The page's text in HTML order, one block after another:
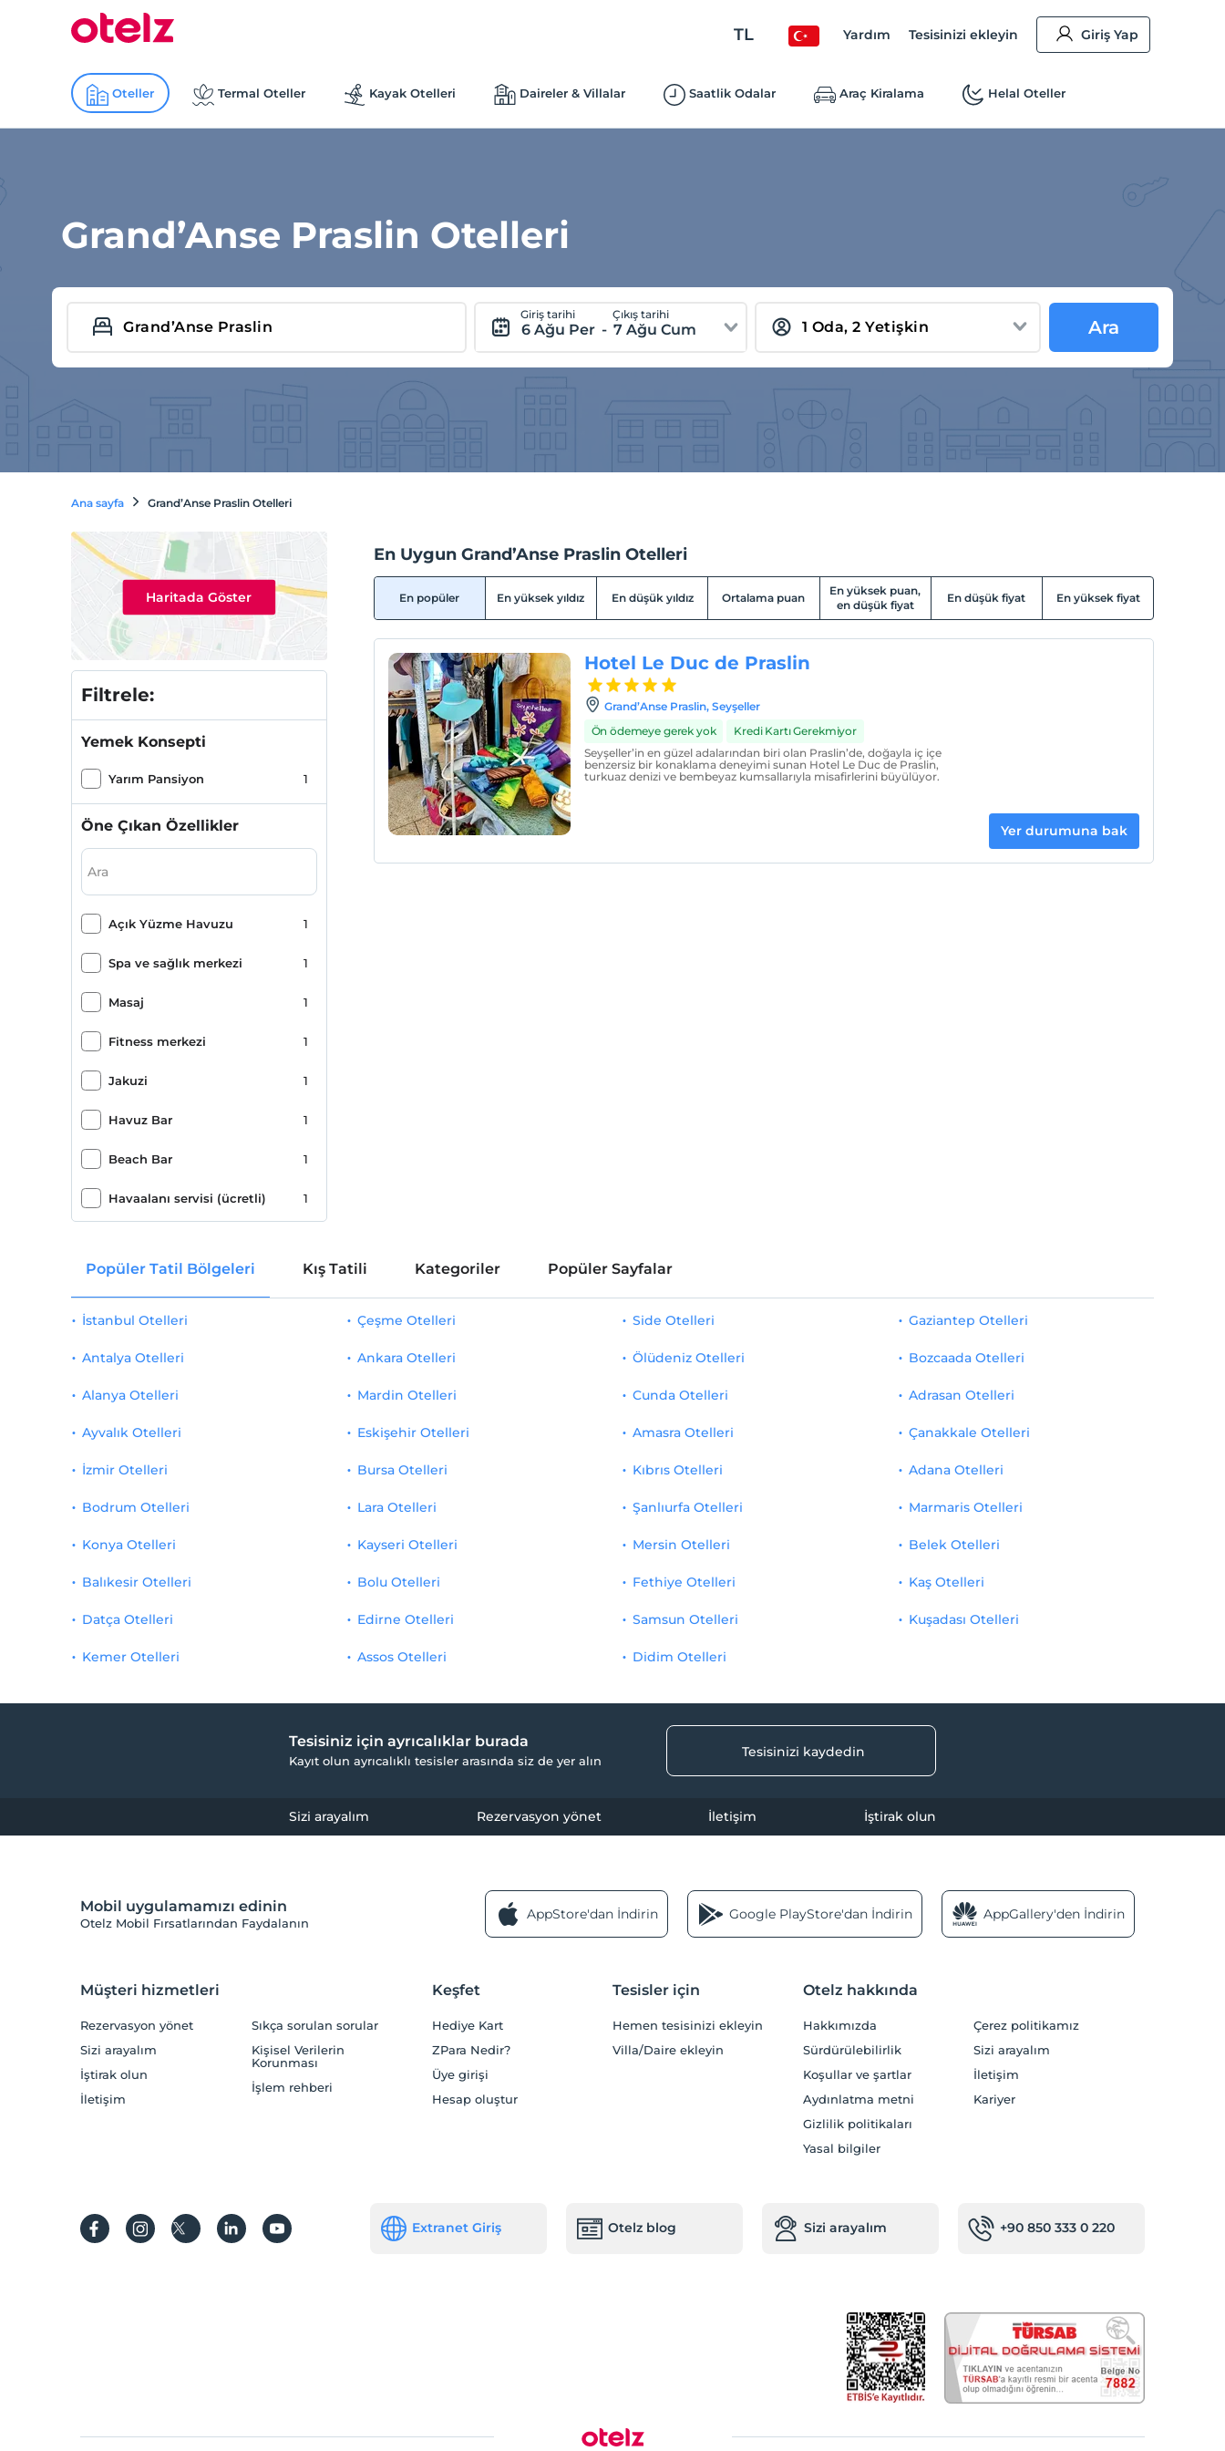
TL Yardım Tesisinizi ekleyin Giriş Yap
Oteller Termal Oteller Kayak Otelleri Daireler & Villalar Saatlik Odalar Araç Kiralama Helal Oteller
Grand’Anse Praslin Otelleri
Giriş tarihi
6 Ağu Per -
Çıkış tarihi
7 Ağu Cum Ara
Ana sayfa Grand’Anse Praslin Otelleri
Haritada Göster
Filtrele:
Yemek Konsepti
Yarım Pansiyon 1
Öne Çıkan Özellikler
Açık Yüzme Havuzu 1
Spa ve sağlık merkezi 1
Masaj 1
Fitness merkezi 1
Jakuzi 1
Havuz Bar 1
Beach Bar 1
Havaalanı servisi (ücretli) 1
Eşcinsel dostu 1
Deniz kıyısı
Wi-fi
Otopark (Tesis bünyesinde)
Butik
En Uygun Grand’Anse Praslin Otelleri
En popüler En yüksek yıldız En düşük yıldız Ortalama puan
En yüksek puan,
en düşük fiyat
En düşük fiyat En yüksek fiyat
Hotel Le Duc de Praslin
Grand’Anse Praslin, Seyşeller
Ön ödemeye gerek yok
Kredi Kartı Gerekmiyor
Seyşeller’in en güzel adalarından biri olan Praslin’de, doğayla iç içe
benzersiz bir konaklama deneyimi sunan Hotel Le Duc de Praslin,
turkuaz denizi ve bembeyaz kumsallarıyla misafirlerini büyülüyor.
Yer durumuna bak
Popüler Tatil Bölgeleri Kış Tatili Kategoriler Popüler Sayfalar
İstanbul Otelleri
Antalya Otelleri
Alanya Otelleri
Ayvalık Otelleri
İzmir Otelleri
Çeşme Otelleri
Ankara Otelleri
Mardin Otelleri
Eskişehir Otelleri
Bursa Otelleri
Side Otelleri
Ölüdeniz Otelleri
Cunda Otelleri
Amasra Otelleri
Kıbrıs Otelleri
Gaziantep Otelleri
Bozcaada Otelleri
Adrasan Otelleri
Çanakkale Otelleri
Adana Otelleri
Bodrum Otelleri
Konya Otelleri
Balıkesir Otelleri
Datça Otelleri
Kemer Otelleri
Lara Otelleri
Kayseri Otelleri
Bolu Otelleri
Edirne Otelleri
Assos Otelleri
Şanlıurfa Otelleri
Mersin Otelleri
Fethiye Otelleri
Samsun Otelleri
Didim Otelleri
Marmaris Otelleri
Belek Otelleri
Kaş Otelleri
Kuşadası Otelleri
Tesisiniz için ayrıcalıklar burada
Kayıt olun ayrıcalıklı tesisler arasında siz de yer alın
Tesisinizi kaydedin
Sizi arayalım Rezervasyon yönet İletişim İştirak olun
Mobil uygulamamızı edinin
Otelz Mobil Fırsatlarından Faydalanın
AppStore'dan İndirin Google PlayStore'dan İndirin AppGallery'den İndirin
Müşteri hizmetleri
Rezervasyon yönet
Sizi arayalım
İştirak olun
İletişim
Sıkça sorulan sorular
Kişisel Verilerin
Korunması
İşlem rehberi
Keşfet
Hediye Kart
ZPara Nedir?
Üye girişi
Hesap oluştur
Tesisler için
Hemen tesisinizi ekleyin
Villa/Daire ekleyin
Otelz hakkında
Hakkımızda
Sürdürülebilirlik
Koşullar ve şartlar
Aydınlatma metni
Gizlilik politikaları
Yasal bilgiler
Çerez politikamız
Sizi arayalım
İletişim
Kariyer
Extranet Giriş Otelz blog Sizi arayalım +90 850 333 0 220